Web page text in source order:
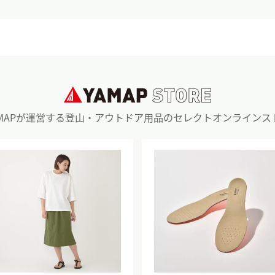
が運営する登山・アウトドア用品のセレクトオンラインス